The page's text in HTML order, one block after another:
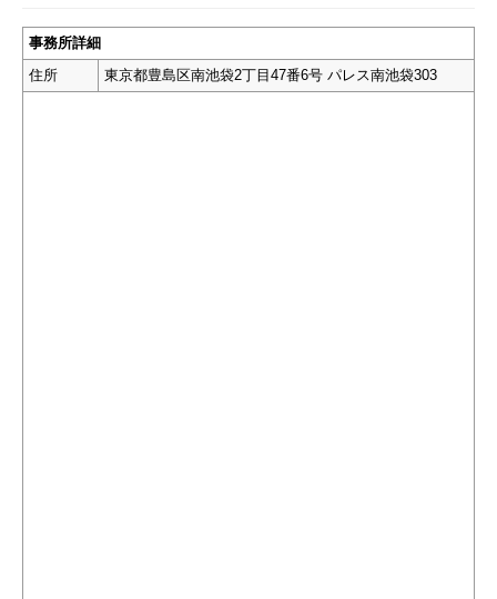
事務所詳細
住所
東京都豊島区南池袋2丁目47番6号 パレス南池袋303